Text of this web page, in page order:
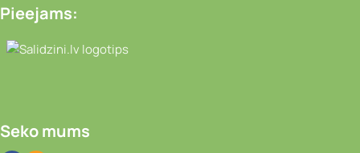
Pieejams:
Video novērošanas kameras, Portatīvie
Seko mums